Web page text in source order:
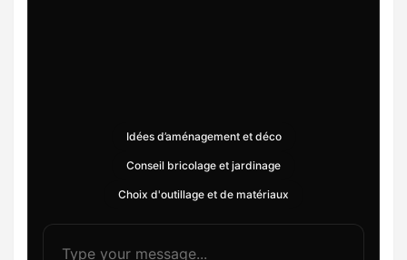
Idées d’aménagement et déco
Conseil bricolage et jardinage
Choix d'outillage et de matériaux